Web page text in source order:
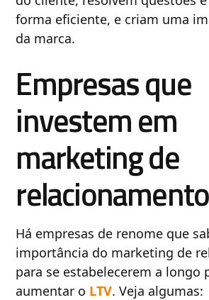
forma eficiente, e criam uma
da marca.
Empresas que
investem em
marketing de
relacionamento
Há empresas de renome que
importância do marketing de
para se estabelecerem a longo
aumentar o LTV. Veja algumas: